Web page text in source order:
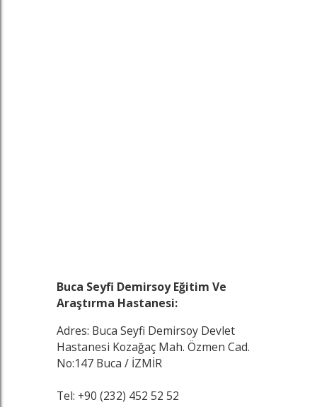
Buca Seyfi Demirsoy Eğitim Ve
Araştırma Hastanesi:
Adres: Buca Seyfi Demirsoy Devlet
Hastanesi Kozağaç Mah. Özmen Cad.
No:147 Buca / İZMİR
Tel: +90 (232) 452 52 52